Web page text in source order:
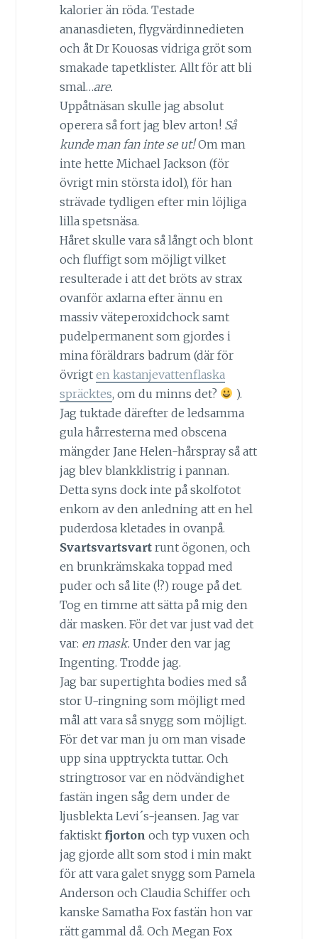
kalorier än röda. Testade
ananasdieten, flygvärdinnedieten
och åt Dr Kouosas vidriga gröt som
smakade tapetklister. Allt för att bli
smal…are.
Uppåtnäsan skulle jag absolut
operera så fort jag blev arton! Så
kunde man fan inte se ut!Om man
inte hette Michael Jackson (för
övrigt min största idol), för han
strävade tydligen efter min löjliga
lilla spetsnäsa.
Håret skulle vara så långt och blont
och fluffigt som möjligt vilket
resulterade i att det bröts av strax
ovanför axlarna efter ännu en
massiv väteperoxidchock samt
pudelpermanent som gjordes i
mina föräldrars badrum (där för
övrigt en kastanjevattenflaska
spräcktes, om du minns det?
).
Jag tuktade därefter de ledsamma
gula hårresterna med obscena
mängder Jane Helen-hårspray så att
jag blev blankklistrig i pannan.
Detta syns dock inte på skolfotot
enkom av den anledning att en hel
puderdosa kletades in ovanpå.
Svartsvartsvartrunt ögonen, och
en brunkrämskaka toppad med
puder och så lite (!?) rouge på det.
Tog en timme att sätta på mig den
där masken. För det var just vad det
var: en mask. Under den var jag
Ingenting. Trodde jag.
Jag bar supertighta bodies med så
stor U-ringning som möjligt med
mål att vara så snygg som möjligt.
För det var man ju om man visade
upp sina upptryckta tuttar. Och
stringtrosor var en nödvändighet
fastän ingen såg dem under de
ljusblekta Levi´s-jeansen. Jag var
faktiskt fjorton och typ vuxen och
jag gjorde allt som stod i min makt
för att vara galet snygg som Pamela
Anderson och Claudia Schiffer och
kanske Samatha Fox fastän hon var
rätt gammal då. Och Megan Fox